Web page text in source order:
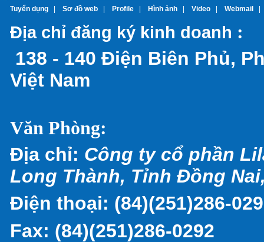
Tuyển dụng Sơ đồ web Profile Hình ảnh Video Webmail
Địa chỉ đăng ký kinh doanh :
138 - 140 Điện Biên Phủ,
Việt Nam
Văn Phòng:
Địa chỉ: Công ty cổ phần
Long Thành, Tỉnh Đồng
Điện thoại: (84)(251)286-
Fax: (84)(251)286-0292